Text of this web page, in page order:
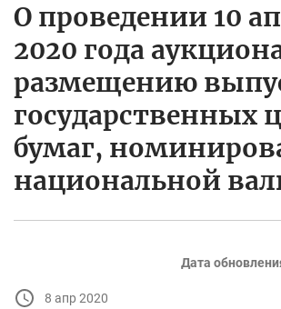
О проведении 10
2020 года
размещению
государственных
бумаг,
национальной
Дата
8 апр 2020